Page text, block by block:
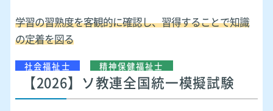
学習の習熟度を客観的に確認し、習得することで知識
の定着を図る
社会福祉士 精神保健福祉士
【2026】ソ教連全国統一模擬試験